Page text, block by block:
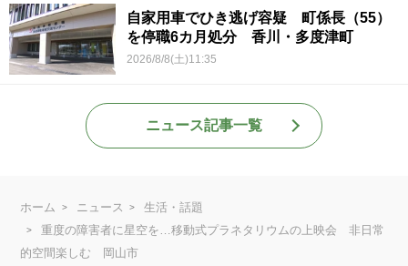
自家用車でひき逃げ容疑 町係長（55）
を停職6カ月処分 香川・多度津町
2026/8/8(土)11:35
ニュース記事一覧
ホーム ニュース
生活・話題
重度の障害者に星空を…移動式プラネタリウムの上映会 非日常
的空間楽しむ 岡山市